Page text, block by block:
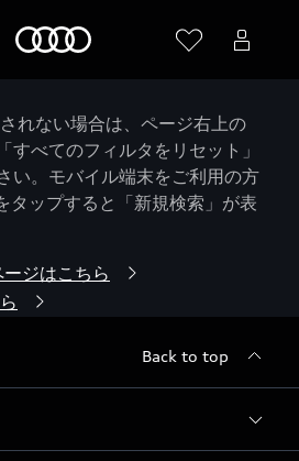
れない場合は、ページ右上の
すべてのフィルタをリセット」
い。モバイル端末をご利用の方
タップすると「新規検索」が表
ジはこちら
Back to top